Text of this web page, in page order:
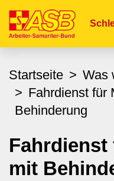
Startseite
Was
Fahrdienst für
Behinderung
Fahrdienst
mit